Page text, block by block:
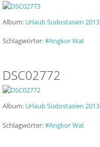
Album: Urlaub Südostasien 2013
Schlagwörter:#Angkor Wat
DSC02772
Album: Urlaub Südostasien 2013
Schlagwörter:#Angkor Wat